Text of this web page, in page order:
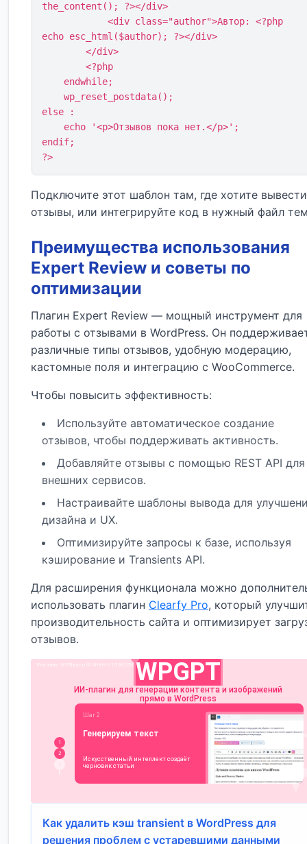
the_content(); ?></div>
echo esc_html($author); ?></div>
else :
endif;
?>
Подключите этот шаблон там, где хотите вывести
отзывы, или интегрируйте код в нужный файл
Преимущества использования
Expert Review и советы по
оптимизации
Плагин Expert Review — мощный инструмент для
работы с отзывами в WordPress. Он
различные типы отзывов, удобную модерацию,
кастомные поля и интеграцию с WooCommerce.
Чтобы повысить эффективность:
Используйте автоматическое создание
отзывов, чтобы поддерживать активность.
Добавляйте отзывы с помощью REST API для
внешних сервисов.
Настраивайте шаблоны вывода для
дизайна и UX.
Оптимизируйте запросы к базе, используя
кэширование и Transients API.
Для расширения функционала можно
использовать плагин Clearfy Pro, который
производительность сайта и оптимизирует
отзывов.
Как удалить кэш transient в WordPress для
решения проблем с устаревшими данными